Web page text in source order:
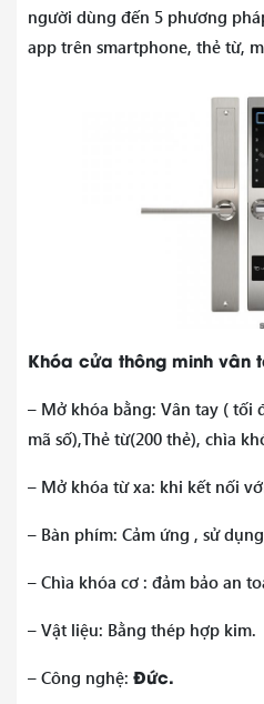
người dùng đến 5 phương
app trên smartphone, thẻ từ,
Khóa cửa thông minh vân
– Mở khóa bằng: Vân tay ( tối
mã số),Thẻ từ(200 thẻ), chìa
– Mở khóa từ xa: khi kết nối
– Bàn phím: Cảm ứng , sử
– Chìa khóa cơ : đảm bảo an
– Vật liệu: Bằng thép hợp kim.
– Công nghệ: Đức.